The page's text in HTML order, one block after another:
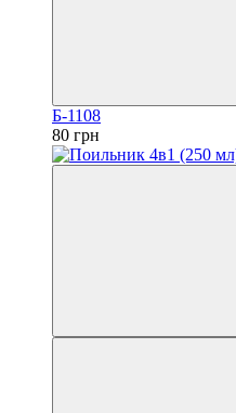
Б-1108
80 грн